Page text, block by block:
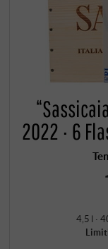
2022 · 6
4,5 l ·